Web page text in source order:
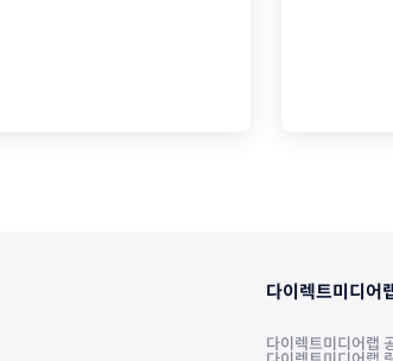
다이렉트미디어
다이렉트미디어